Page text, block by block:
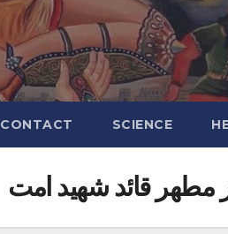
SCIENCE
CONTACT
مطهر قائد شهید امت